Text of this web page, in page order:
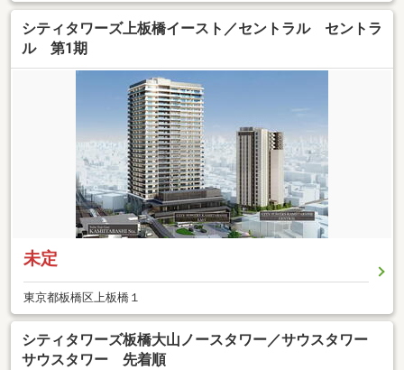
シティタワーズ上板橋イースト／セントラル セントラ
ル 第1期
未定
東京都板橋区上板橋１
シティタワーズ板橋大山ノースタワー／サウスタワー
サウスタワー 先着順